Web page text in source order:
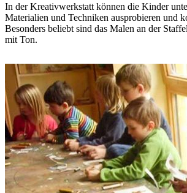
In der Kreativwerkstatt können die Kinder
Materialien und Techniken ausprobieren und
Besonders beliebt sind das Malen an der
mit Ton.